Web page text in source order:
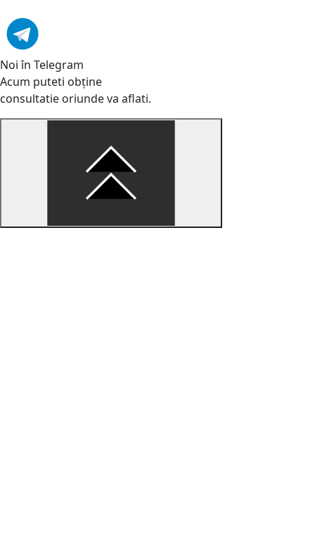
Noi în Telegram
Acum puteti obține
consultatie oriunde va aflati.